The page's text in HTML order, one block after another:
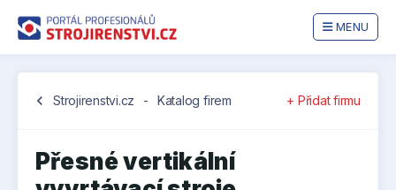
MENU
chevron_left Strojirenstvi.cz - Katalog firem + Přidat firmu
Přesné vertikální